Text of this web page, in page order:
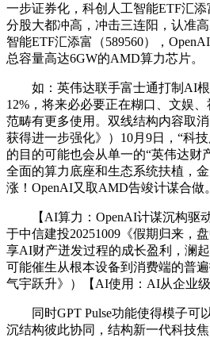
一步证券化，科创人工智能ETF汇
分股大都冲高，冲击三连阳，认准
智能ETF汇添富（589560），
总容量高达6GW的AMD算力芯片。
如：英伟达联手富士通打制AI根
12%，将来必必要正在糊口、文娱
范畴有更多使用。双线结构内容取
获得进一步强化》）10月9日，“科
的目的可能也会从单一的“英伟达财
全面的算力底座和生态系统扶植，
涨！OpenAI又取AMD告竣计谋合做。
【AI算力：OpenAI计谋沉构驱
于中信建投20251009《假期归来，
享AI财产迸发过程的成长盈利，澜
可能催生从根本设备到消费端的普
气宇跃升》）【AI使用：AI从企业
同时GPT Pulse功能使得模子可
沉结构彼此协同，结构新一代科技